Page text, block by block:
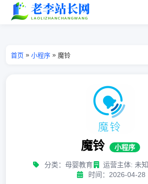
首页 » 小程序 » 魔铃
魔铃 小程序
分类：母婴教育 运营主体: 未知
时间：2026-04-28